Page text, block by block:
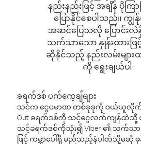
နည်းနည်းဖြင့် အချိန် ပိုကြာ
ပြောနိုင်စေပါသည်။ က
အဆင်ပြေသလို ပြောင်းလဲ
သက်သာသော နှုန်းထားဖြင့်
ဆိုနိုင်သည့် နည်းလမ်းများ
ကို ရွေးချယ်ပါ-
ခရက်ဒစ် ပက်ကေ့ချ်များ
သင်က ငွေပမာဏ တစ်ခုခုကို ဝယ်ယူလိုက်သ
Out ခရက်ဒစ်ကို သင့်ငွေလက်ကျန်ထဲသို့
သင့်ခရက်ဒစ်ကိုသုံး၍ Viber ၏ သက်သာသ
ဖြင့် ကမ္ဘာပေါ်ရှိ မည်သည့်နံပါတ်သို့မဆို ဖု